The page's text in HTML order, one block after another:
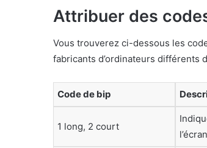
Attribuer des
Vous trouverez ci-dessous les
fabricants d’ordinateurs différents
Code de bip
1 long, 2 court